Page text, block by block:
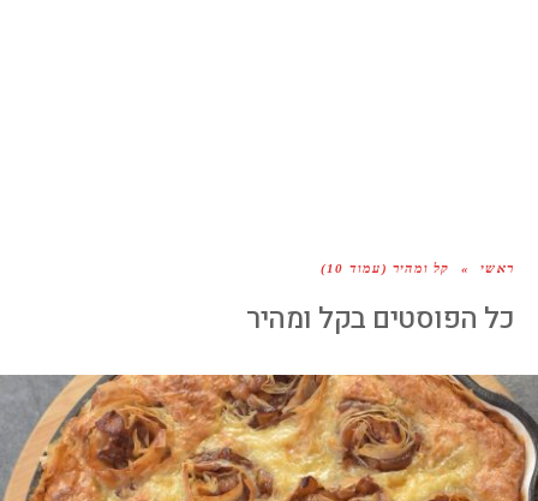
ראשי » קל ומהיר (עמוד 10)
כל הפוסטים ב קל ומהיר